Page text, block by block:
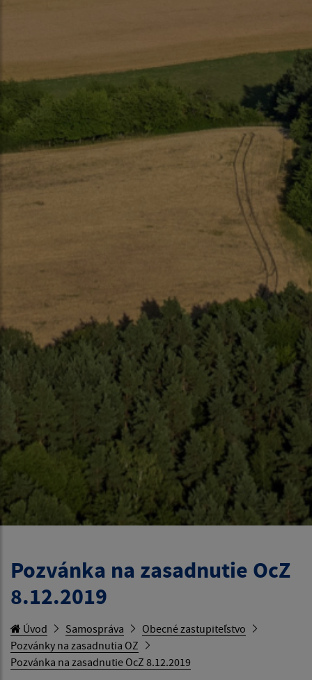
Pozvánka na zasadnutie OcZ
8.12.2019
Úvod Samospráva
Obecné zastupiteľstvo
Pozvánky na zasadnutia OZ
Pozvánka na zasadnutie OcZ 8.12.2019